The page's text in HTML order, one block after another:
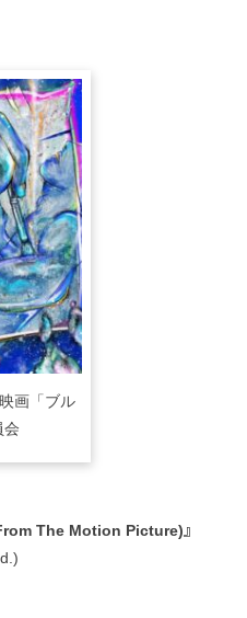
画「ブル
The Motion Picture)』